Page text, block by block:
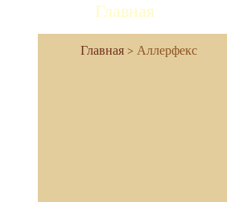
Главная
Аллерфекс